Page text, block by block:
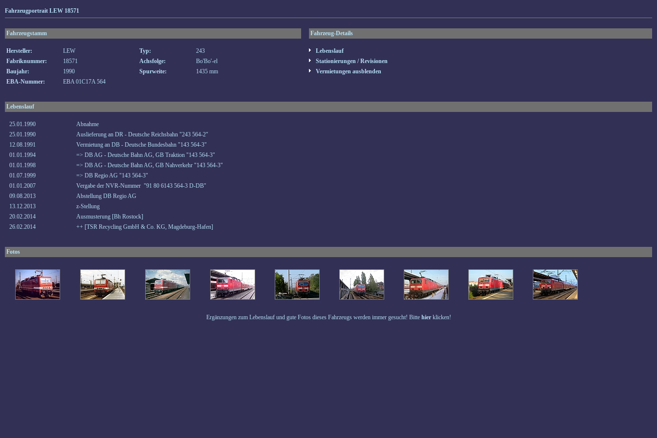
Fahrzeugportrait LEW 18571
Fahrzeugstamm Fahrzeug-Details
Hersteller: LEW Typ: 243
Lebenslauf
Fabriknummer:
18571 Achsfolge: Bo'Bo'-el
Stationierungen / Revisionen
Baujahr:
1990 Spurweite: 1435 mm
Vermietungen ausblenden
EBA-Nummer:
EBA 01C17A 564
Lebenslauf
25.01.1990
Abnahme
25.01.1990
Auslieferung an DR - Deutsche Reichsbahn "243 564-2"
12.08.1991
Vermietung an DB - Deutsche Bundesbahn "143 564-3"
01.01.1994
=> DB AG - Deutsche Bahn AG, GB Traktion "143 564-3"
01.01.1998
=> DB AG - Deutsche Bahn AG, GB Nahverkehr "143 564-3"
01.07.1999
=> DB Regio AG "143 564-3"
01.01.2007
Vergabe der NVR-Nummer "91 80 6143 564-3 D-DB"
09.08.2013
Abstellung DB Regio AG
13.12.2013
z-Stellung
20.02.2014
Ausmusterung [Bh Rostock]
26.02.2014
++ [TSR Recycling GmbH & Co. KG, Magdeburg-Hafen]
Fotos
Ergänzungen zum Lebenslauf und gute Fotos dieses Fahrzeugs werden immer gesucht! Bitte hierklicken!